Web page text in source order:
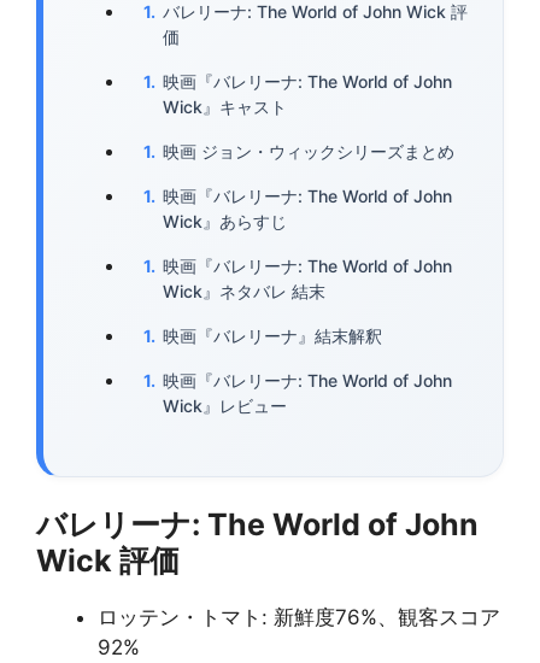
バレリーナ: The World of John Wick 評
価
映画『バレリーナ: The World of John
Wick』キャスト
映画 ジョン・ウィックシリーズまとめ
映画『バレリーナ: The World of John
Wick』あらすじ
映画『バレリーナ: The World of John
Wick』ネタバレ 結末
映画『バレリーナ』結末解釈
映画『バレリーナ: The World of John
Wick』レビュー
バレリーナ: The World of John
Wick 評価
ロッテン・トマト: 新鮮度76%、観客スコア
92%